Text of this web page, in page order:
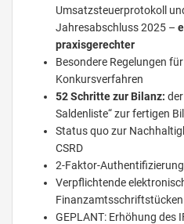
Umsatzsteuerprotokoll
Jahresabschluss 2025 –
praxisgerechter
Besondere Regelungen
Konkursverfahren
52 Schritte zur Bilanz:
Saldenliste“ zur fertigen
Status quo zur
CSRD
2-Faktor-
Verpflichtende
GEPLANT: Erhöhung des